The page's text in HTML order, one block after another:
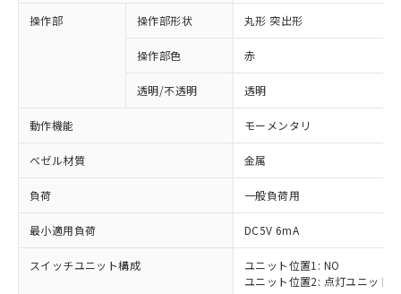
操作部 操作部形状 丸形 突出形
操作部色 赤
透明/不透明 透明
動作機能 モーメンタリ
ベゼル材質 金属
負荷 一般負荷用
最小適用負荷 DC5V 6mA
スイッチユニット構成
ユニット位置1: NO
ユニット位置2: 点灯ユニット